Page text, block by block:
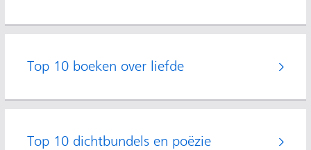
Top 10 boeken over liefde
Top 10 dichtbundels en poëzie